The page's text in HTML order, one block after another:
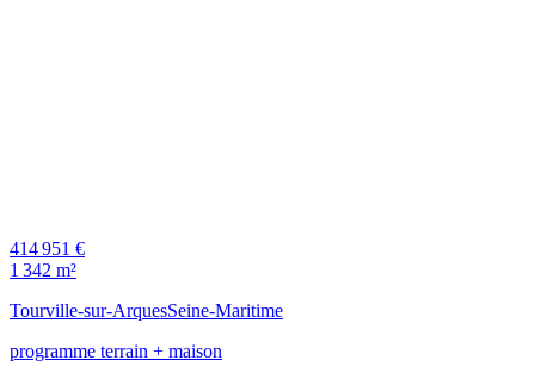
414 951 €
1 342 m²
Tourville-sur-ArquesSeine-Maritime
programme terrain + maison